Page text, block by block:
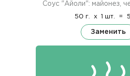
Соус "Айоли": майонез,
50 г. x 1 шт. =
Заменить